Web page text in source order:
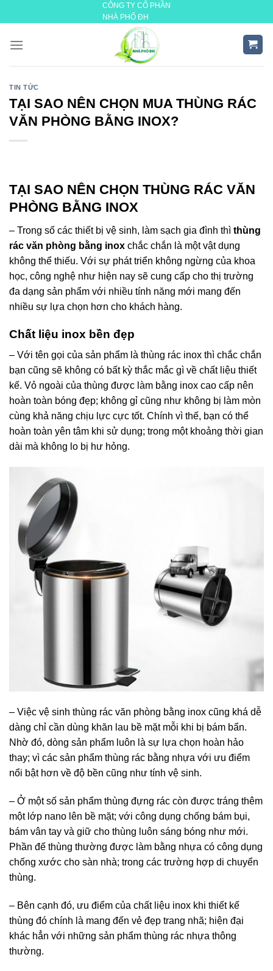
to
CÔNG TY CỔ PHẦN
NHÀ PHỐ ĐH
TIN TỨC
TẠI SAO NÊN CHỌN MUA THÙNG RÁC
VĂN PHÒNG BẰNG INOX?
TẠI SAO NÊN CHỌN THÙNG RÁC VĂN
PHÒNG BẰNG INOX
– Trong số các thiết bị vệ sinh, làm sạch gia đình thì thùng
rác văn phòng bằng inox chắc chắn là một vật dụng
không thể thiếu. Với sự phát triển không ngừng của khoa
học, công nghệ như hiện nay sẽ cung cấp cho thị trường
đa dạng sản phẩm với nhiều tính năng mới mang đến
nhiều sự lựa chọn hơn cho khách hàng.
Chất liệu inox bền đẹp
– Với tên gọi của sản phẩm là thùng rác inox thì chắc chắn
bạn cũng sẽ không có bất kỳ thắc mắc gì về chất liệu thiết
kế. Vỏ ngoài của thùng được làm bằng inox cao cấp nên
hoàn toàn bóng đẹp; không gỉ cũng như không bị làm mòn
cùng khả năng chịu lực cực tốt. Chính vì thế, bạn có thể
hoàn toàn yên tâm khi sử dụng; trong một khoảng thời gian
dài mà không lo bị hư hỏng.
– Việc vệ sinh thùng rác văn phòng bằng inox cũng khá dễ
dàng chỉ cần dùng khăn lau bề mặt mỗi khi bị bám bẩn.
Nhờ đó, dòng sản phẩm luôn là sự lựa chọn hoàn hảo
thay; vì các sản phẩm thùng rác bằng nhựa với ưu điểm
nổi bật hơn về độ bền cũng như tính vệ sinh.
– Ở một số sản phẩm thùng đựng rác còn được tráng thêm
một lớp nano lên bề mặt; với công dụng chống bám bụi,
bám vân tay và giữ cho thùng luôn sáng bóng như mới.
Phần đế thùng thường được làm bằng nhựa có công dụng
chống xước cho sàn nhà; trong các trường hợp di chuyển
thùng.
– Bên cạnh đó, ưu điểm của chất liệu inox khi thiết kế
thùng đó chính là mang đến vẻ đẹp trang nhã; hiện đại
khác hẳn với những sản phẩm thùng rác nhựa thông
thường.